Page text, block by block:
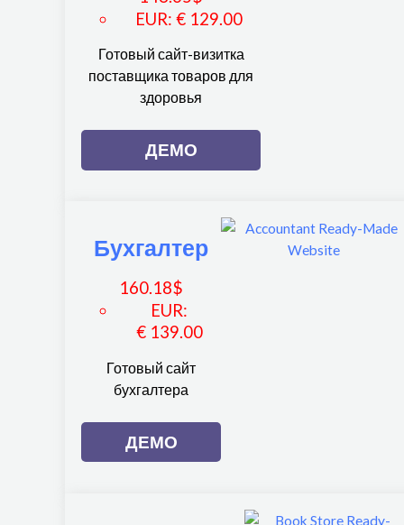
EUR:€ 129.00
Готовый сайт-визитка
поставщика товаров для
здоровья
ДЕМО
Бухгалтер
160.18$
EUR:
€ 139.00
Готовый сайт
бухгалтера
ДЕМО